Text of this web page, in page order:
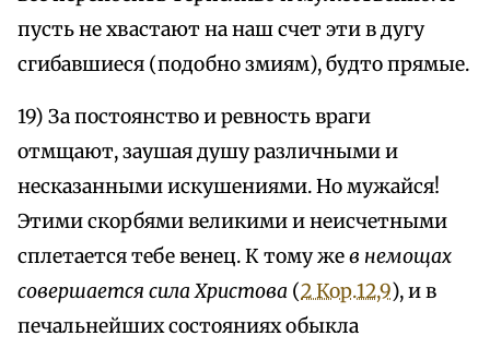
пусть не хвастают на наш счет эти в дугу
сгибавшиеся (подобно змиям), будто прямые.
19) За постоянство и ревность враги
отмщают, заушая душу различными и
несказанными искушениями. Но мужайся!
Этими скорбями великими и неисчетными
сплетается тебе венец. К тому жев немощах
совершается сила Христова (2 Кор.12,9), и в
печальнейших состояниях обыкла